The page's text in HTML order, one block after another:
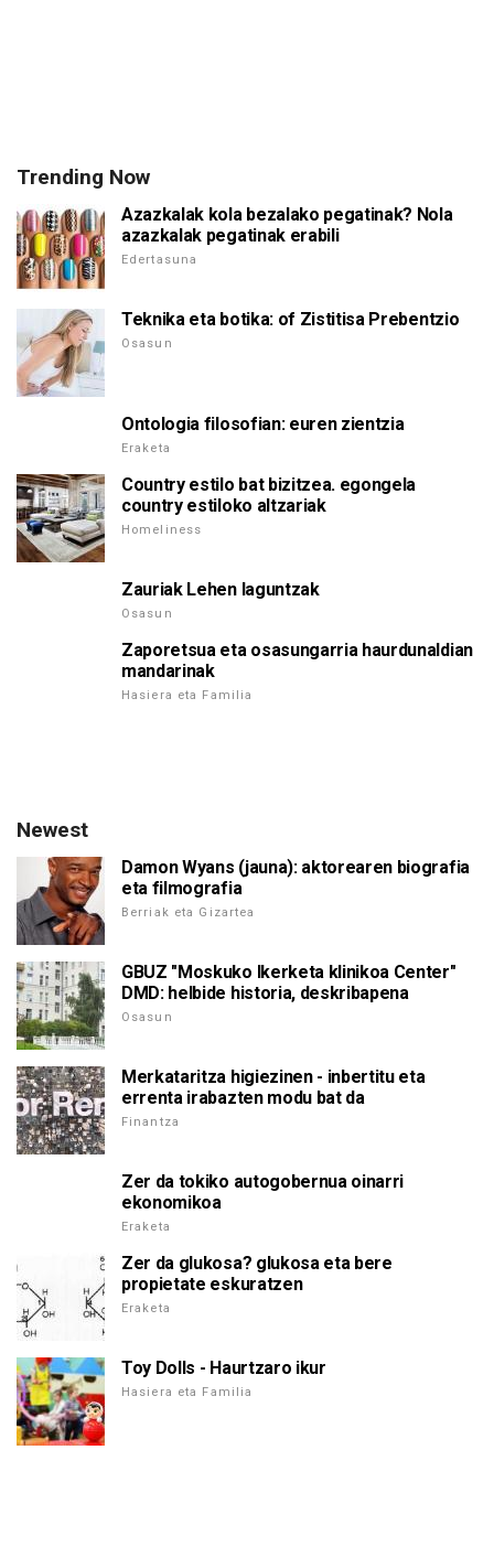
Trending Now
Azazkalak kola bezalako pegatinak? Nola
azazkalak pegatinak erabili
Edertasuna
Teknika eta botika: of Zistitisa Prebentzio
Osasun
Ontologia filosofian: euren zientzia
Eraketa
Country estilo bat bizitzea. egongela
country estiloko altzariak
Homeliness
Zauriak Lehen laguntzak
Osasun
Zaporetsua eta osasungarria haurdunaldian
mandarinak
Hasiera eta Familia
Newest
Damon Wyans (jauna): aktorearen biografia
eta filmografia
Berriak eta Gizartea
GBUZ "Moskuko Ikerketa klinikoa Center"
DMD: helbide historia, deskribapena
Osasun
Merkataritza higiezinen - inbertitu eta
errenta irabazten modu bat da
Finantza
Zer da tokiko autogobernua oinarri
ekonomikoa
Eraketa
Zer da glukosa? glukosa eta bere
propietate eskuratzen
Eraketa
Toy Dolls - Haurtzaro ikur
Hasiera eta Familia